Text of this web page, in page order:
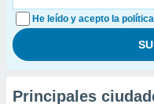
He leído y acepto la
Principales